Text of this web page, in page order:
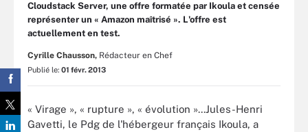
Cloudstack Server, une offre formatée par Ikoula et censée
représenter un « Amazon maîtrisé ». L'offre est
actuellement en test.
Cyrille Chausson, Rédacteur en Chef
Publié le: 01 févr. 2013
« Virage », « rupture », « évolution »...Jules-Henri
Gavetti, le Pdg de l'hébergeur français Ikoula, a